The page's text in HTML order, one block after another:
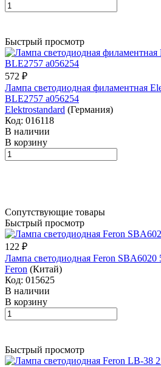
Быстрый просмотр
572 ₽
Лампа светодиодная филаментная
BLE2757 a056254
Elektrostandard (Германия)
Код: 016118
В наличии
В корзину
Сопутствующие товары
Быстрый просмотр
122 ₽
Лампа светодиодная Feron SBA6020
Feron (Китай)
Код: 015625
В наличии
В корзину
Быстрый просмотр